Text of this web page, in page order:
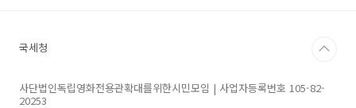
국세청
사단법인독립영화전용관확대를위한시민모임 | 사업자등록번호 105-82-
20253